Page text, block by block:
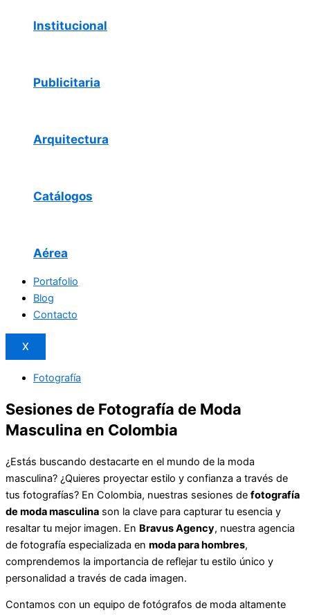
Institucional
Publicitaria
Arquitectura
Catálogos
Aérea
Portafolio
Blog
Contacto
X
Fotografía
Sesiones de Fotografía de Moda
Masculina en Colombia
¿Estás buscando destacarte en el mundo de la moda
masculina? ¿Quieres proyectar estilo y confianza a través de
tus fotografías? En Colombia, nuestras sesiones de fotografía
de moda masculina son la clave para capturar tu esencia y
resaltar tu mejor imagen. En Bravus Agency, nuestra agencia
de fotografía especializada en moda para hombres,
comprendemos la importancia de reflejar tu estilo único y
personalidad a través de cada imagen.
Contamos con un equipo de fotógrafos de moda altamente